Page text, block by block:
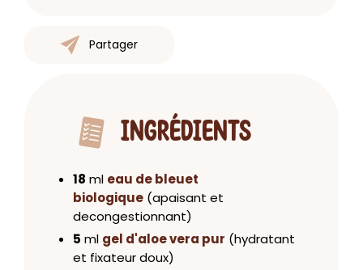
Partager
INGRÉDIENTS
18 ml eau de bleuet
biologique (apaisant et
decongestionnant)
5 ml gel d'aloe vera pur (hydratant
et fixateur doux)